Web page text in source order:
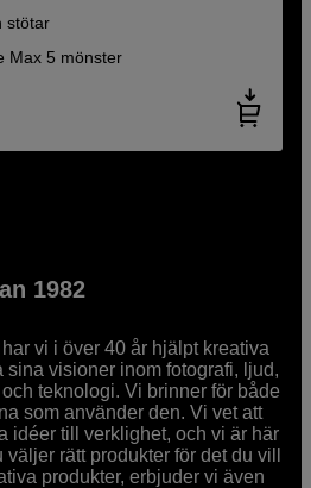
stötar
Max 5 mönster
1982
vi i över 40 år hjälpt kreativa
sina visioner inom fotografi, ljud,
teknologi. Vi brinner för både
som använder den. Vi vet att
idéer till verklighet, och vi är här
rätt produkter för det du vill
produkter, erbjuder vi även